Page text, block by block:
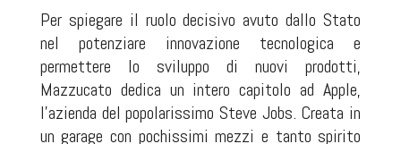
Per spiegare il ruolo decisivo avuto dallo Stato
nel potenziare innovazione tecnologica e
permettere lo sviluppo di nuovi prodotti,
Mazzucato dedica un intero capitolo ad Apple,
l’azienda del popolarissimo Steve Jobs. Creata in
un garage con pochissimi mezzi e tanto spirito